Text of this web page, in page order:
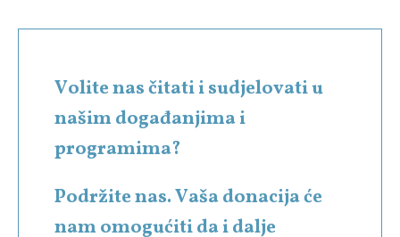
Volite nas čitati i sudjelovati u
našim događanjima i
programima?
Podržite nas. Vaša donacija će
nam omogućiti da i dalje